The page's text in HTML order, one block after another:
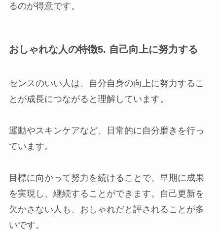
るのが得意です。
おしゃれな人の特徴5. 自己向上に努力する
センスのいい人は、自分自身の向上に努力するこ
とが成長につながると理解しています。
運動やスキンケアなど、日常的に自分磨きを行っ
ています。
目標に向かって努力を続けることで、早期に成果
を実現し、継続することができます。自己更新を
欠かさない人も、おしゃれだと評されることが多
いです。